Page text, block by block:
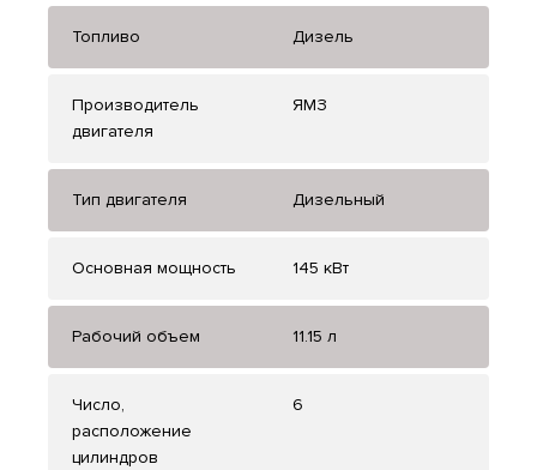
Топливо Дизель
Производитель
двигателя
ЯМЗ
Тип двигателя Дизельный
Основная мощность 145 кВт
Рабочий объем 11.15 л
Число,
расположение
цилиндров
6